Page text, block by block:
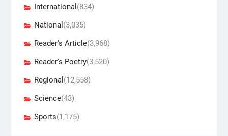
International (834)
National (3,035)
Reader's Article(3,968)
Reader's Poetry(3,520)
Regional (12,558)
Science(43)
Sports(1,175)